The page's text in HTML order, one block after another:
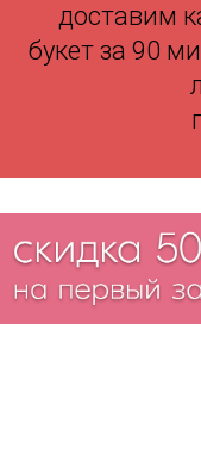
доставим
букет за 90